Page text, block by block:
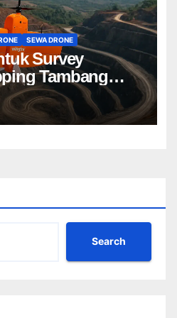
SEWA DRONE
Survey
Tambang
Cepat & Akurat
Search